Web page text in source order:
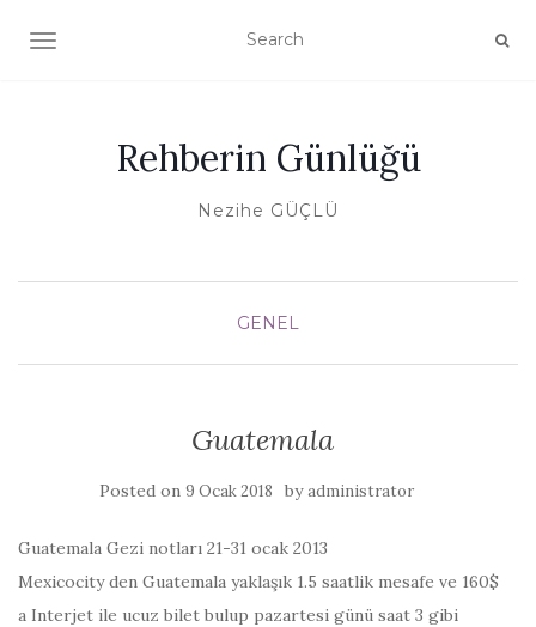
TOGGLE NAVIGATION
Rehberin Günlüğü
Nezihe GÜÇLÜ
GENEL
Guatemala
Posted on 9 Ocak 2018 byadministrator
Guatemala Gezi notları 21-31 ocak 2013
Mexicocity den Guatemala yaklaşık 1.5 saatlik mesafe ve 160$
a Interjet ile ucuz bilet bulup pazartesi günü saat 3 gibi